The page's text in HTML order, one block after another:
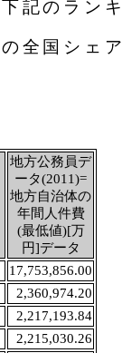
記のラン
全国シェ
地方公務員デ
ータ(2011)=
地方自治体の
年間人件費
(最低値)[万
円]データ
17,753,856.00
2,360,974.20
2,217,193.84
2,215,030.26